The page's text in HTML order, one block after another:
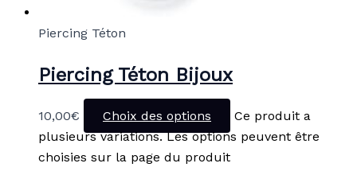
Piercing Téton
Piercing Téton Bijoux
10,00€ Choix des options
Ce produit a
plusieurs variations. Les options peuvent être
choisies sur la page du produit